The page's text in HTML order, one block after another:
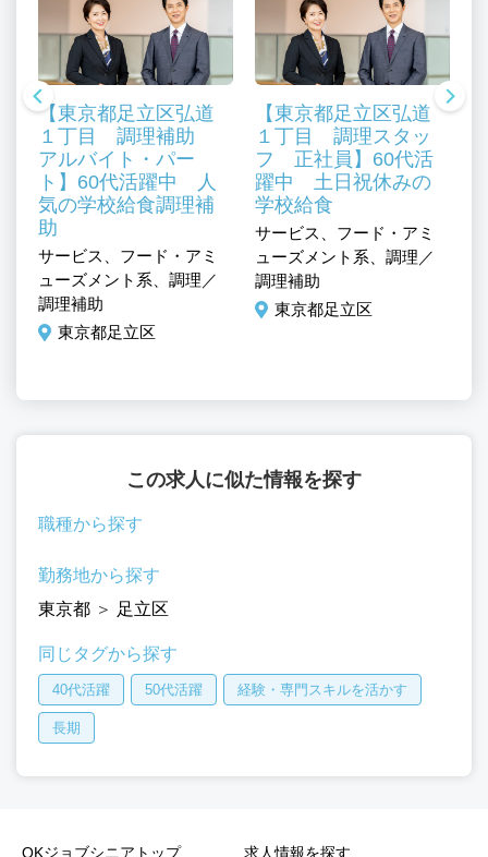
【東京都足立区弘道
１丁目 調理補助
アルバイト・パー
ト】60代活躍中 人
気の学校給食調理補
助
サービス、フード・アミ
ューズメント系、調理／
調理補助
東京都足立区
【東京都足立区弘道
１丁目 調理スタッ
フ 正社員】60代活
躍中 土日祝休みの
学校給食
サービス、フード・アミ
ューズメント系、調理／
調理補助
東京都足立区
この求人に似た情報を探す
職種から探す
勤務地から探す
東京都 ＞ 足立区
同じタグから探す
40代活躍 50代活躍 経験・専門スキルを活かす
長期
OKジョブシニアトップ 求人情報を探す